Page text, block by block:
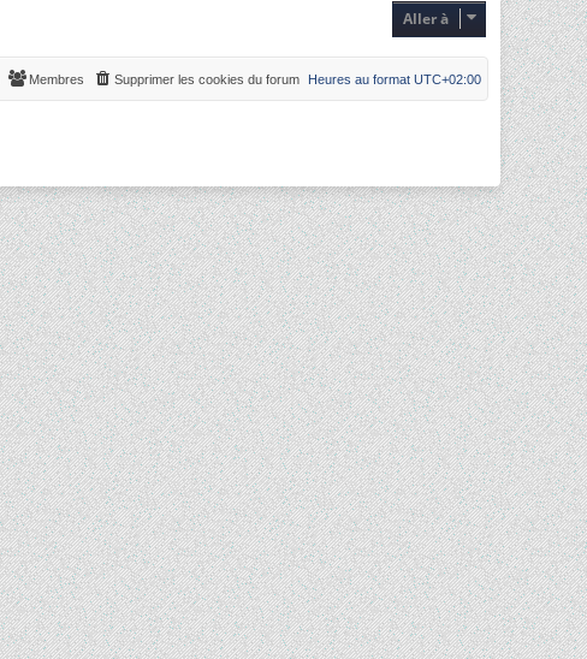
Aller à
Heures au format UTC+02:00
Supprimer les cookies du forum
Membres